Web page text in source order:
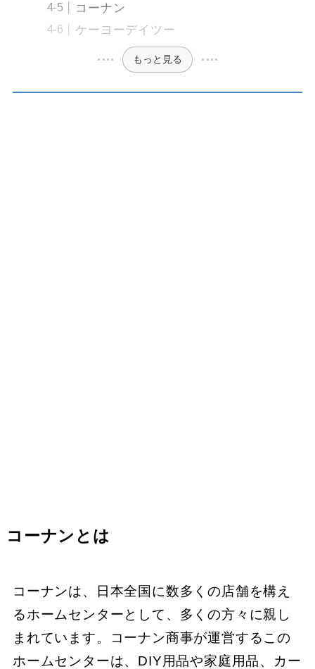
コーナン
ケーヨーデイツー
もっと見る
コーナンとは
コーナンは、日本全国に数多くの店舗を構え
るホームセンターとして、多くの方々に親し
まれています。コーナン商事が運営するこの
ホームセンターは、DIY用品や家庭用品、カー